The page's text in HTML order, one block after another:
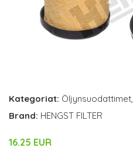
Kategoriat: Öljynsuodattimet,
Brand: HENGST FILTER
16.25 EUR